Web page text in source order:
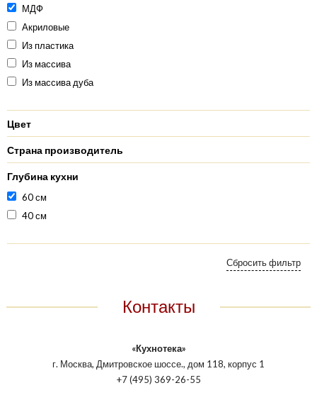
МДФ
Акриловые
Из пластика
Из массива
Из массива дуба
Цвет
Страна производитель
Глубина кухни
60 см
40 см
Контакты
«Кухнотека»
г. Москва, Дмитровское шоссе., дом 118, корпус 1
+7 (495) 369-26-55